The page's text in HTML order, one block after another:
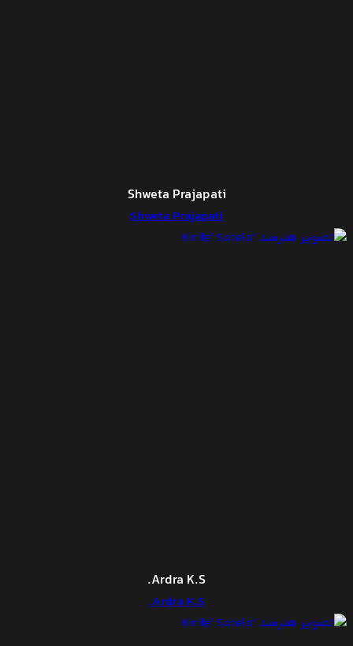
Shweta Prajapati
Shweta Prajapati
Ardra K.S.
Ardra K.S.